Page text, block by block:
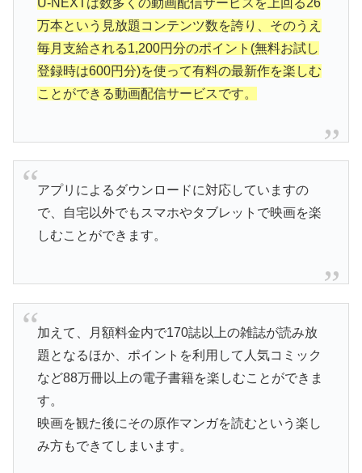
万本という見放題コンテンツ数を誇り、そのうえ
毎月支給される1,200円分のポイント(無料お試し
登録時は600円分)を使って有料の最新作を楽しむ
ことができる動画配信サービスです。
アプリによるダウンロードに対応していますの
で、自宅以外でもスマホやタブレットで映画を楽
しむことができます。
加えて、月額料金内で170誌以上の雑誌が読み放
題となるほか、ポイントを利用して人気コミック
など88万冊以上の電子書籍を楽しむことができま
す。
映画を観た後にその原作マンガを読むという楽し
み方もできてしまいます。